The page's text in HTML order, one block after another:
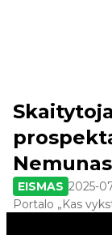
EISMAS 2025-
Portalo „Kas